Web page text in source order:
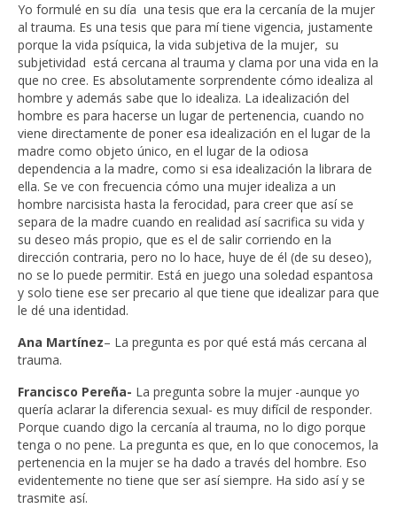
Yo formulé en su día una tesis que era la cercanía de la mujer
al trauma. Es una tesis que para mí tiene vigencia, justamente
porque la vida psíquica, la vida subjetiva de la mujer, su
subjetividad está cercana al trauma y clama por una vida en la
que no cree. Es absolutamente sorprendente cómo idealiza al
hombre y además sabe que lo idealiza. La idealización del
hombre es para hacerse un lugar de pertenencia, cuando no
viene directamente de poner esa idealización en el lugar de la
madre como objeto único, en el lugar de la odiosa
dependencia a la madre, como si esa idealización la librara de
ella. Se ve con frecuencia cómo una mujer idealiza a un
hombre narcisista hasta la ferocidad, para creer que así se
separa de la madre cuando en realidad así sacrifica su vida y
su deseo más propio, que es el de salir corriendo en la
dirección contraria, pero no lo hace, huye de él (de su deseo),
no se lo puede permitir. Está en juego una soledad espantosa
y solo tiene ese ser precario al que tiene que idealizar para que
le dé una identidad.
Ana Martínez– La pregunta es por qué está más cercana al
trauma.
Francisco Pereña- La pregunta sobre la mujer -aunque yo
quería aclarar la diferencia sexual- es muy difícil de responder.
Porque cuando digo la cercanía al trauma, no lo digo porque
tenga o no pene. La pregunta es que, en lo que conocemos, la
pertenencia en la mujer se ha dado a través del hombre. Eso
evidentemente no tiene que ser así siempre. Ha sido así y se
trasmite así.